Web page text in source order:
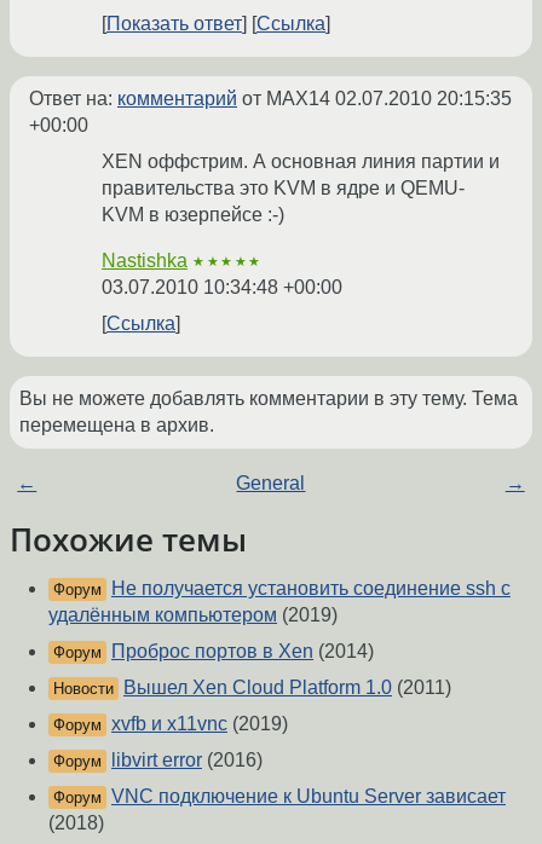
Показать ответ Ссылка
Ответ на: комментарий от MAX14 02.07.2010 20:15:35
+00:00
XEN оффстрим. А основная линия партии и
правительства это KVM в ядре и QEMU-
KVM в юзерпейсе :-)
Nastishka ★★★★★
03.07.2010 10:34:48 +00:00
Ссылка
Вы не можете добавлять комментарии в эту тему. Тема
перемещена в архив.
← General →
Похожие темы
Форум
Не получается установить соединение ssh с
удалённым компьютером (2019)
Форум Проброс портов в Xen (2014)
Новости Вышел Xen Cloud Platform 1.0 (2011)
Форум xvfb и x11vnc (2019)
Форум libvirt error (2016)
Форум VNC подключение к Ubuntu Server зависает
(2018)